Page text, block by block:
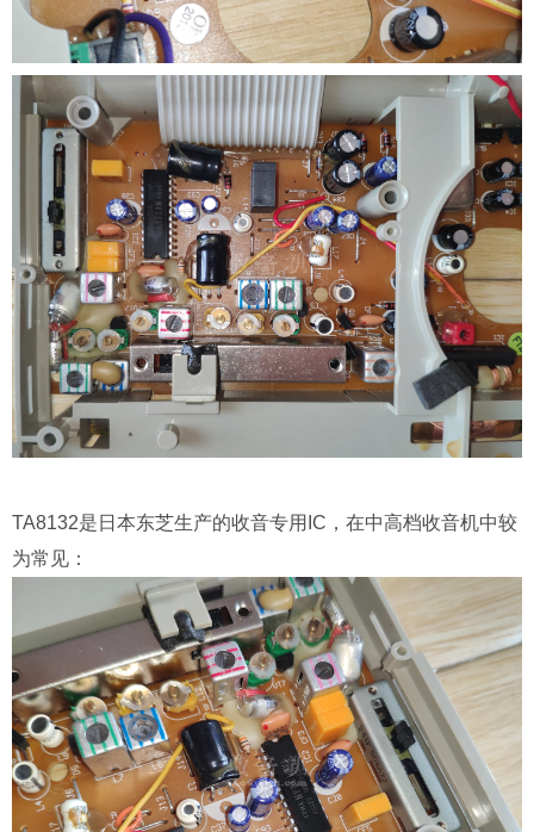
TA8132是日本东芝生产的收音专用IC，在中高档收音机中较
为常见：